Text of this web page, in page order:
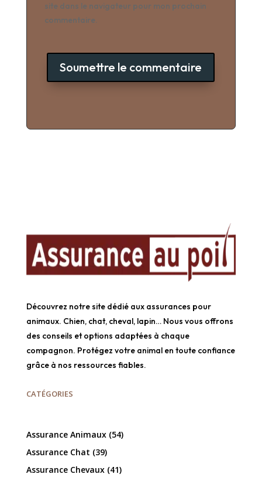
site dans le navigateur pour mon prochain
commentaire.
Soumettre le commentaire
Découvrez notre site dédié aux assurances pour
animaux. Chien, chat, cheval, lapin… Nous vous offrons
des conseils et options adaptées à chaque
compagnon. Protégez votre animal en toute confiance
grâce à nos ressources fiables.
CATÉGORIES
Assurance Animaux(54)
Assurance Chat (39)
Assurance Chevaux(41)